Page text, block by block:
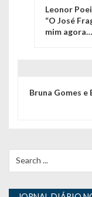
o
d
Leonor
“O José
mim
Bruna Gomes e
for: